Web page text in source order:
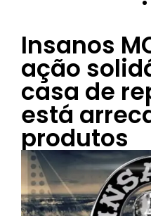
Insanos
ação
casa de
está
produtos